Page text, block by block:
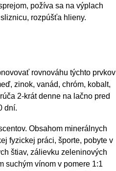
požíva sa na výplach
rozpúšťa hlieny.
rovnováhu týchto prvkov
zinok, vanád, chróm, kobalt,
2-krát denne na lačno pred
dní.
Obsahom minerálnych
fyzickej práci, športe, pobyte v
štiav, zálievku zeleninových
suchým vínom v pomere 1:1